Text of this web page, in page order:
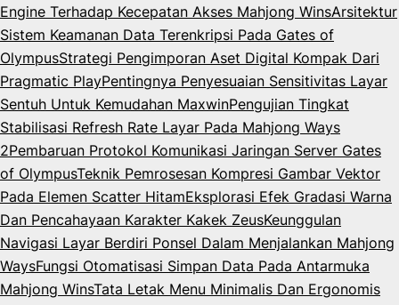
Engine Terhadap Kecepatan Akses Mahjong WinsArsitektur
Sistem Keamanan Data Terenkripsi Pada Gates of
OlympusStrategi Pengimporan Aset Digital Kompak Dari
Pragmatic PlayPentingnya Penyesuaian Sensitivitas Layar
Sentuh Untuk Kemudahan MaxwinPengujian Tingkat
Stabilisasi Refresh Rate Layar Pada Mahjong Ways
2Pembaruan Protokol Komunikasi Jaringan Server Gates
of OlympusTeknik Pemrosesan Kompresi Gambar Vektor
Pada Elemen Scatter HitamEksplorasi Efek Gradasi Warna
Dan Pencahayaan Karakter Kakek ZeusKeunggulan
Navigasi Layar Berdiri Ponsel Dalam Menjalankan Mahjong
WaysFungsi Otomatisasi Simpan Data Pada Antarmuka
Mahjong WinsTata Letak Menu Minimalis Dan Ergonomis